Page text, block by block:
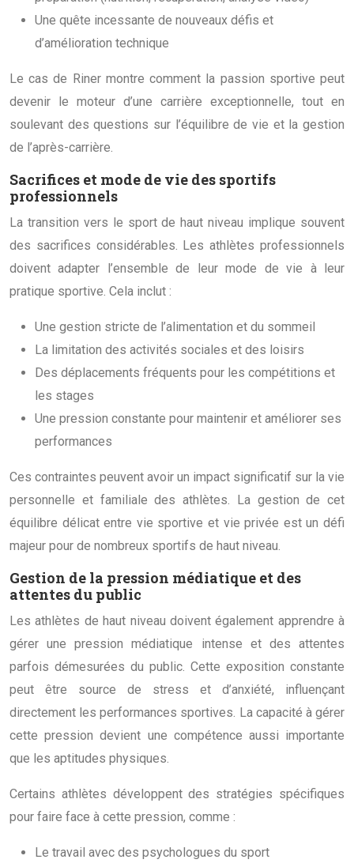
Une quête incessante de nouveaux défis et
d’amélioration technique
Le cas de Riner montre comment la passion sportive peut
devenir le moteur d’une carrière exceptionnelle, tout en
soulevant des questions sur l’équilibre de vie et la gestion
de l’après-carrière.
Sacrifices et mode de vie des sportifs
professionnels
La transition vers le sport de haut niveau implique souvent
des sacrifices considérables. Les athlètes professionnels
doivent adapter l’ensemble de leur mode de vie à leur
pratique sportive. Cela inclut :
Une gestion stricte de l’alimentation et du sommeil
La limitation des activités sociales et des loisirs
Des déplacements fréquents pour les compétitions et
les stages
Une pression constante pour maintenir et améliorer ses
performances
Ces contraintes peuvent avoir un impact significatif sur la vie
personnelle et familiale des athlètes. La gestion de cet
équilibre délicat entre vie sportive et vie privée est un défi
majeur pour de nombreux sportifs de haut niveau.
Gestion de la pression médiatique et des
attentes du public
Les athlètes de haut niveau doivent également apprendre à
gérer une pression médiatique intense et des attentes
parfois démesurées du public. Cette exposition constante
peut être source de stress et d’anxiété, influençant
directement les performances sportives. La capacité à gérer
cette pression devient une compétence aussi importante
que les aptitudes physiques.
Certains athlètes développent des stratégies spécifiques
pour faire face à cette pression, comme :
Le travail avec des psychologues du sport